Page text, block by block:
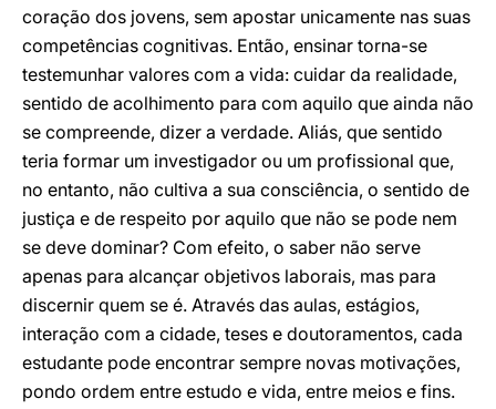
coração dos jovens, sem apostar unicamente nas suas
competências cognitivas. Então, ensinar torna-se
testemunhar valores com a vida: cuidar da realidade,
sentido de acolhimento para com aquilo que ainda não
se compreende, dizer a verdade. Aliás, que sentido
teria formar um investigador ou um profissional que,
no entanto, não cultiva a sua consciência, o sentido de
justiça e de respeito por aquilo que não se pode nem
se deve dominar? Com efeito, o saber não serve
apenas para alcançar objetivos laborais, mas para
discernir quem se é. Através das aulas, estágios,
interação com a cidade, teses e doutoramentos, cada
estudante pode encontrar sempre novas motivações,
pondo ordem entre estudo e vida, entre meios e fins.